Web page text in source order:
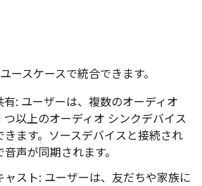
ースケースで統合できます。
有: ユーザーは、複数のオーディオ
つ以上のオーディオ シンクデバイス
きます。ソースデバイスと接続され
声が同期されます。
ャスト: ユーザーは、友だちや家族に